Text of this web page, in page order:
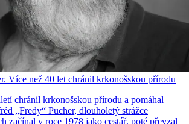
Více než 40 let chránil krkonošskou přírodu
chránil krkonošskou přírodu a pomáhal
„Fredy“ Pucher, dlouholetý strážce
začínal v roce 1978 jako cestář, poté převzal